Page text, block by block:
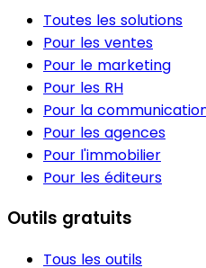
Toutes les solutions
Pour les ventes
Pour le marketing
Pour les RH
Pour la
Pour les agences
Pour l'immobilier
Pour les éditeurs
Outils gratuits
Tous les outils